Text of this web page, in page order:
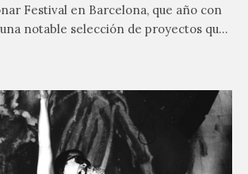
Festival en Barcelona, que año con
notable selección de proyectos que